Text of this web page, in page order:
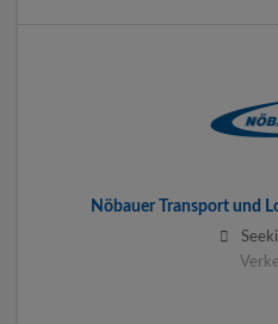
Nöbauer Transport und